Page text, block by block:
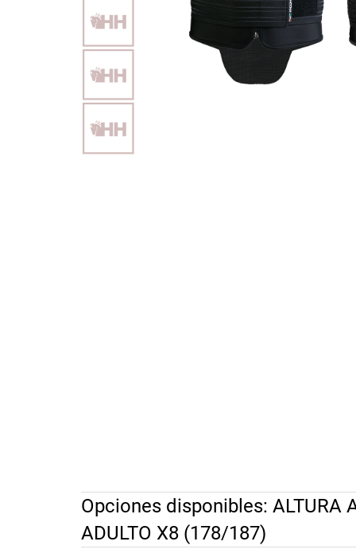
Opciones disponibles: ALTURA
ADULTO X8 (178/187)